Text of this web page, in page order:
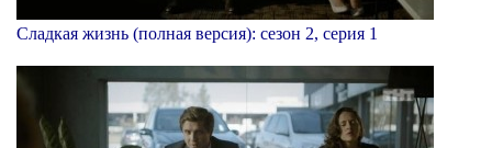
Сладкая жизнь (полная версия): сезон 2, серия 1